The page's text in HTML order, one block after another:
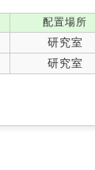
配置場所
研究室
研究室